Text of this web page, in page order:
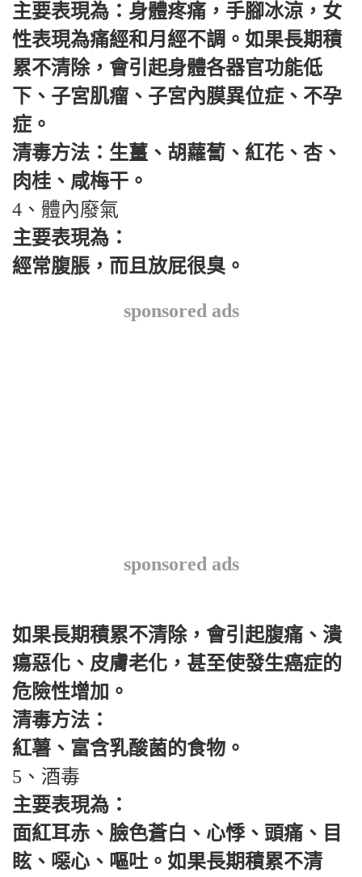
主要表現為：身體疼痛，手腳冰涼，女
性表現為痛經和月經不調。如果長期積
累不清除，會引起身體各器官功能低
下、子宮肌瘤、子宮內膜異位症、不孕
症。
清毒方法：生薑、胡蘿蔔、紅花、杏、
肉桂、咸梅干。
4、體內廢氣
主要表現為：
經常腹脹，而且放屁很臭。
sponsored ads
sponsored ads
如果長期積累不清除，會引起腹痛、潰
瘍惡化、皮膚老化，甚至使發生癌症的
危險性增加。
清毒方法：
紅薯、富含乳酸菌的食物。
5、酒毒
主要表現為：
面紅耳赤、臉色蒼白、心悸、頭痛、目
眩、噁心、嘔吐。如果長期積累不清